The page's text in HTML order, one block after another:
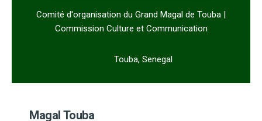
Comité d'organisation du Grand Magal de Touba |
Commission Culture et Communication
Touba, Senegal
Magal Touba